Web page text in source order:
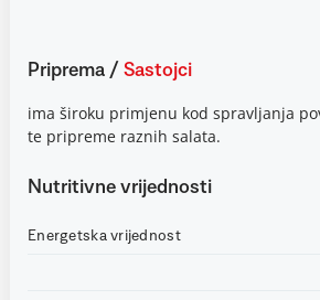
Priprema / Sastojci
ima široku primjenu kod spravljanja
te pripreme raznih salata.
Nutritivne vrijednosti
Energetska vrijednost